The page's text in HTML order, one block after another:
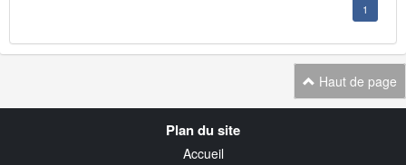
1
Haut de page
Plan du site
Accueil